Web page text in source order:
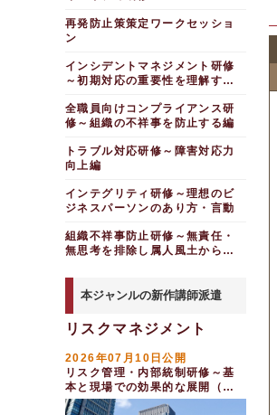
再発防止策策定ワークセッショ
ン
インシデントマネジメント研修
～初期対応の重要性を理解する
全職員向けコンプライアンス研
修～組織の不祥事を防止する編
トラブル対応研修～障害対応力
向上編
インテグリティ研修～理想のビ
ジネスパーソンのあり方・言動
組織不祥事防止研修～無責任・
無思考を排除し属人風土から脱
本ジャンルの新作講師派遣
リスクマネジメント
2026年07月10日公開
リスク管理・内部統制研修～基
本と現場での効果的な展開（半
日間）